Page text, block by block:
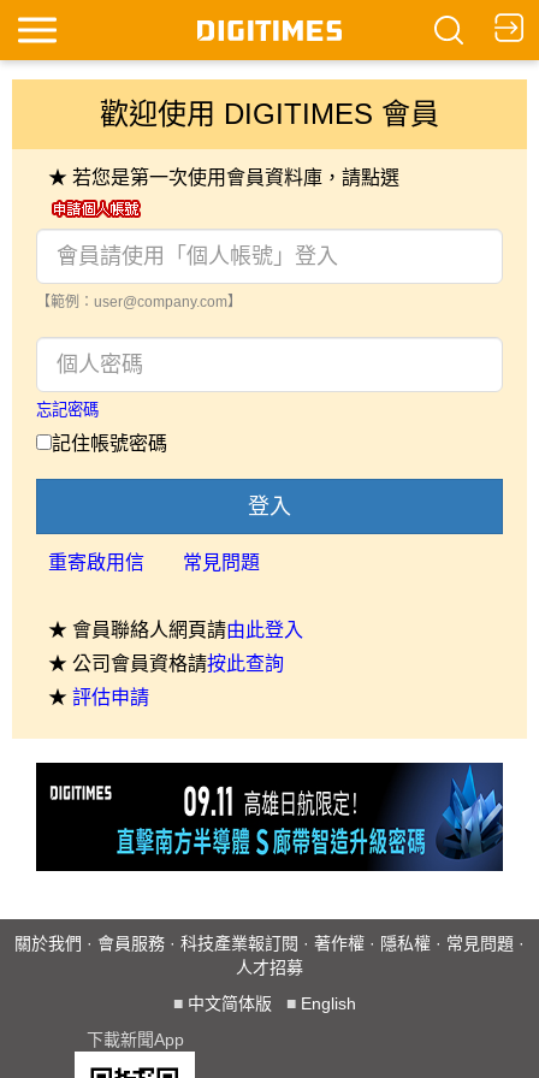
歡迎使用 DIGITIMES 會員
★ 若您是第一次使用會員資料庫，請點選
【範例：user@company.com】
忘記密碼
記住帳號密碼
登入
重寄啟用信 常見問題
★ 會員聯絡人網頁請由此登入
★ 公司會員資格請按此查詢
★ 評估申請
關於我們 · 會員服務 · 科技產業報訂閱 · 著作權 · 隱私權 · 常見問題 ·
人才招募
■ 中文简体版 ■ English
下載新聞App